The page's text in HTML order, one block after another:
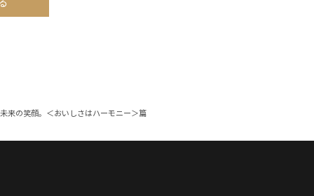
来の笑顔。＜おいしさはハーモニー＞篇